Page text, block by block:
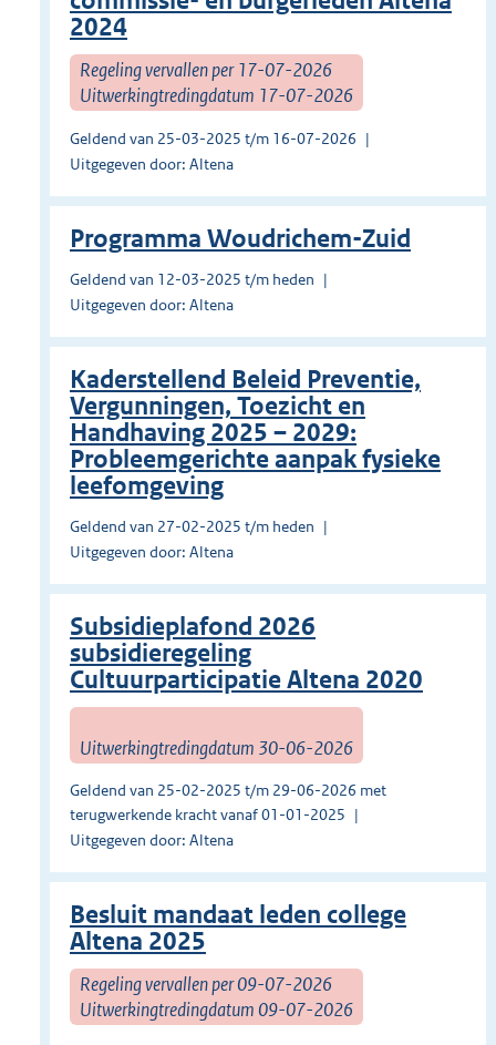
2024
Regeling vervallen per 17-07-2026
Uitwerkingtredingdatum 17-07-2026
Geldend van 25-03-2025 t/m 16-07-2026
Uitgegeven door: Altena
Programma Woudrichem-Zuid
Geldend van 12-03-2025 t/m heden
Uitgegeven door: Altena
Kaderstellend Beleid Preventie,
Vergunningen, Toezicht en
Handhaving 2025 – 2029:
Probleemgerichte aanpak fysieke
leefomgeving
Geldend van 27-02-2025 t/m heden
Uitgegeven door: Altena
Subsidieplafond 2026
subsidieregeling
Cultuurparticipatie Altena 2020
Uitwerkingtredingdatum 30-06-2026
Geldend van 25-02-2025 t/m 29-06-2026 met
terugwerkende kracht vanaf 01-01-2025
Uitgegeven door: Altena
Besluit mandaat leden college
Altena 2025
Regeling vervallen per 09-07-2026
Uitwerkingtredingdatum 09-07-2026